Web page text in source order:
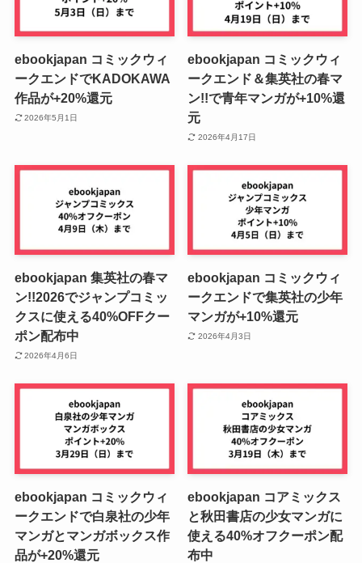
ebookjapan コミックウィ
ークエンドでKADOKAWA
作品が+20%還元
2026年5月1日
ebookjapan コミックウィ
ークエンド＆集英社の春マ
ン!!で青年マンガが+10%還
元
2026年4月17日
ebookjapan 集英社の春マ
ン!!2026でジャンプコミッ
クスに使える40%OFFクー
ポン配布中
2026年4月6日
ebookjapan コミックウィ
ークエンドで集英社の少年
マンガが+10%還元
2026年4月3日
ebookjapan コミックウィ
ークエンドで白泉社の少年
マンガとマンガボックス作
品が+20%還元
ebookjapan コアミックス
と秋田書店の少女マンガに
使える40%オフクーポン配
布中